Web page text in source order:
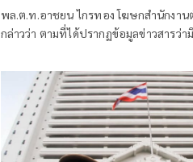
พล.ต.ท.อาชยน ไกรทอง โฆษกสำนักงาน
กล่าวว่า ตามที่ได้ปรากฏข้อมูลข่าวสารว่
ธุรกรรมทางการเงินที่เกี่ยวกับอาชญากรร
โดยเรียกร้องให้หน่วยงานต่าง ๆ ช่วยเห
ความเดือดร้อนที่เกิดขึ้น